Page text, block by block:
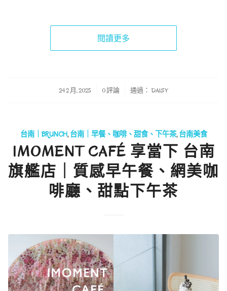
閱讀更多
24 2 月, 2025
/ 0 評論 通過： DAISY
台南｜BRUNCH,台南｜早餐、咖啡、甜食、下午茶,台南美食
IMOMENT CAFÉ 享當下 台南
旗艦店｜質感早午餐、網美咖
啡廳、甜點下午茶